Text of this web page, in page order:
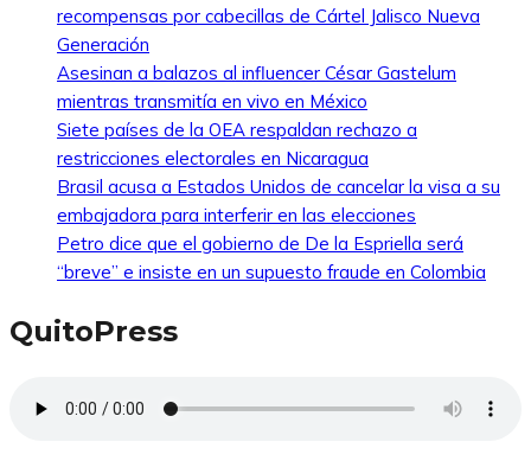
recompensas por cabecillas de Cártel Jalisco Nueva
Generación
Asesinan a balazos al influencer César Gastelum
mientras transmitía en vivo en México
Siete países de la OEA respaldan rechazo a
restricciones electorales en Nicaragua
Brasil acusa a Estados Unidos de cancelar la visa a su
embajadora para interferir en las elecciones
Petro dice que el gobierno de De la Espriella será
“breve” e insiste en un supuesto fraude en Colombia
QuitoPress